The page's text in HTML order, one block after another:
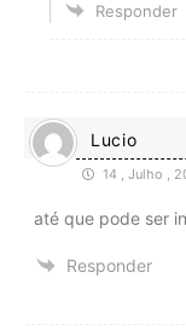
Responder
Lucio
14 , Julho ,
até que pode ser
Responder